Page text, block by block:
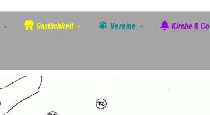
Gastlichkeit Vereine Kirche & Co